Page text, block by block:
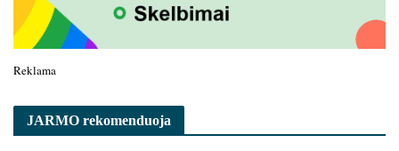
Reklama
JARMO rekomenduoja